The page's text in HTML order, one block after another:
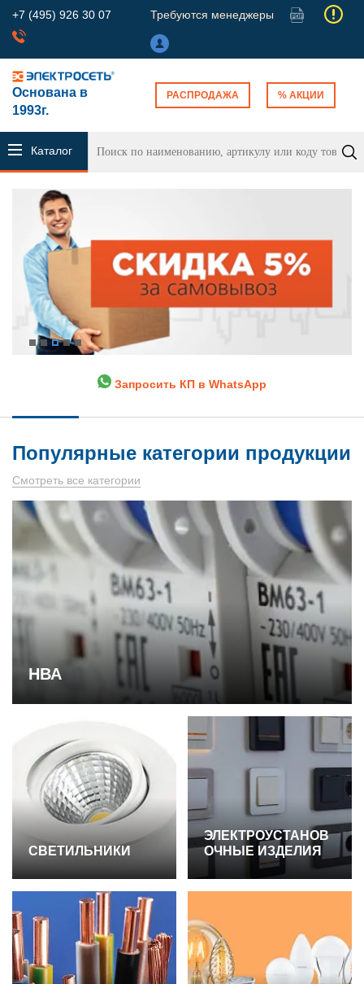
+7 (495) 926 30 07 Требуются менеджеры
Основана в
1993г.
РАСПРОДАЖА % АКЦИИ
Каталог
продукции
Запросить КП в WhatsApp
Популярные категории продукции
Смотреть все категории
НВА
СВЕТИЛЬНИКИ
ЭЛЕКТРОУСТАНОВ
ОЧНЫЕ ИЗДЕЛИЯ